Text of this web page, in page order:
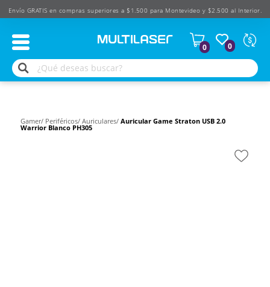
Envío GRATIS en compras superiores a $1.500 para Montevideo y $2.500 al Interior.
Según
$
0
0
Gamer/ Periféricos/ Auriculares/ Auricular Game Straton USB 2.0
Warrior Blanco PH305